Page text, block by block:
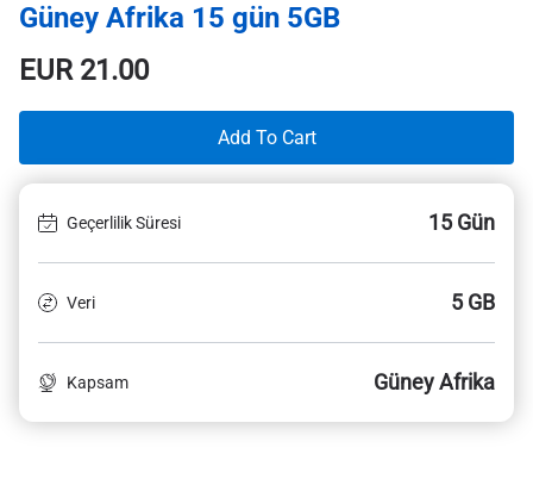
Güney Afrika 15 gün 5GB
EUR21.00
Add To Cart
Geçerlilik Süresi 15 Gün
Veri 5 GB
Kapsam Güney Afrika